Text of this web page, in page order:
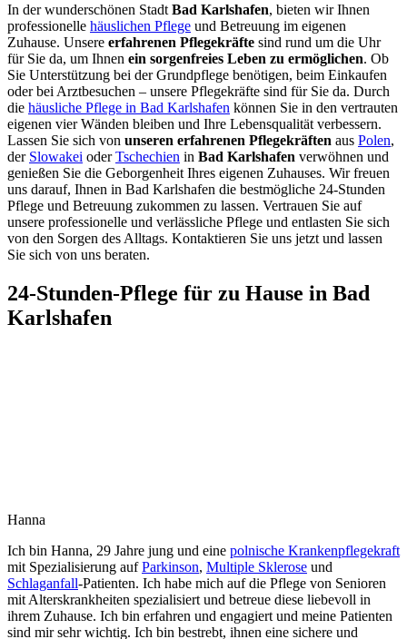
In der wunderschönen Stadt Bad Karlshafen, bieten wir Ihnen
professionelle häuslichen Pflege und Betreuung im eigenen
Zuhause. Unsere erfahrenen Pflegekräfte sind rund um die Uhr
für Sie da, um Ihnen ein sorgenfreies Leben zu ermöglichen. Ob
Sie Unterstützung bei der Grundpflege benötigen, beim Einkaufen
oder bei Arztbesuchen – unsere Pflegekräfte sind für Sie da. Durch
die häusliche Pflege in Bad Karlshafen können Sie in den vertrauten
eigenen vier Wänden bleiben und Ihre Lebensqualität verbessern.
Lassen Sie sich von unseren erfahrenen Pflegekräften aus Polen,
der Slowakei oderTschechien in Bad Karlshafen verwöhnen und
genießen Sie die Geborgenheit Ihres eigenen Zuhauses. Wir freuen
uns darauf, Ihnen in Bad Karlshafen die bestmögliche 24-Stunden
Pflege und Betreuung zukommen zu lassen. Vertrauen Sie auf
unsere professionelle und verlässliche Pflege und entlasten Sie sich
von den Sorgen des Alltags. Kontaktieren Sie uns jetzt und lassen
Sie sich von uns beraten.
24-Stunden-Pflege für zu Hause in Bad
Karlshafen
Hanna
Ich bin Hanna, 29 Jahre jung und eine polnische Krankenpflegekraft
mit Spezialisierung aufParkinson, Multiple Sklerose und
Schlaganfall-Patienten. Ich habe mich auf die Pflege von Senioren
mit Alterskrankheiten spezialisiert und betreue diese liebevoll in
ihrem Zuhause. Ich bin erfahren und engagiert und meine Patienten
sind mir sehr wichtig. Ich bin bestrebt, ihnen eine sichere und